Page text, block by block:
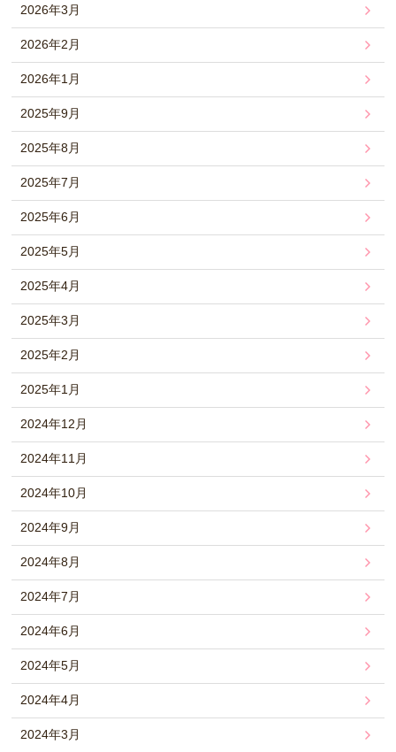
2026年3月
2026年2月
2026年1月
2025年9月
2025年8月
2025年7月
2025年6月
2025年5月
2025年4月
2025年3月
2025年2月
2025年1月
2024年12月
2024年11月
2024年10月
2024年9月
2024年8月
2024年7月
2024年6月
2024年5月
2024年4月
2024年3月